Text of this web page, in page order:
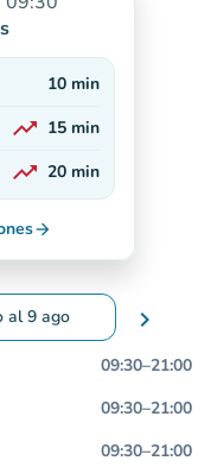
10 min
trending_up 15 min
trending_up
En aumento
20 min
arrow_forward
al9 ago
para cambiar las
chevron_right
09:30–21:00
09:30–21:00
09:30–21:00